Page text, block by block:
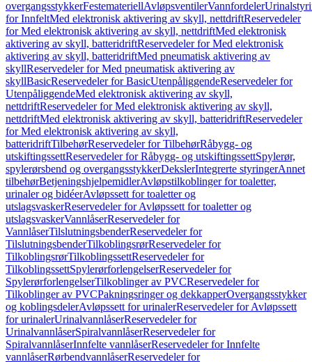
overgangsstykkerFestemateriellAvløpsventilerVannfordeler
for InnfeltMed elektronisk aktivering av skyll, nettdriftReservedeler
for Med elektronisk aktivering av skyll, nettdriftMed elektronisk
aktivering av skyll, batteridriftReservedeler for Med elektronisk
aktivering av skyll, batteridriftMed pneumatisk aktivering av
skyllReservedeler for Med pneumatisk aktivering av
skyllBasicReservedeler for BasicUtenpåliggendeReservedeler for
UtenpåliggendeMed elektronisk aktivering av skyll,
nettdriftReservedeler for Med elektronisk aktivering av skyll,
nettdriftMed elektronisk aktivering av skyll, batteridriftReservedeler
for Med elektronisk aktivering av skyll,
batteridriftTilbehørReservedeler for TilbehørRåbygg- og
utskiftingssettReservedeler for Råbygg- og utskiftingssettSpylerør,
spylerørsbend og overgangsstykkerDekslerIntegrerte styringerAnnet
tilbehørBetjeningshjelpemidlerAvløpstilkoblinger for toaletter,
urinaler og bidéerAvløpssett for toaletter og
utslagsvaskerReservedeler for Avløpssett for toaletter og
utslagsvaskerVannlåserReservedeler for
VannlåserTilslutningsbenderReservedeler for
TilslutningsbenderTilkoblingsrørReservedeler for
TilkoblingsrørTilkoblingssettReservedeler for
TilkoblingssettSpylerørforlengelserReservedeler for
SpylerørforlengelserTilkoblinger av PVCReservedeler for
Tilkoblinger av PVCPakningsringer og dekkapperOvergangsstykker
og koblingsdelerAvløpssett for urinalerReservedeler for Avløpssett
for urinalerUrinalvannlåserReservedeler for
UrinalvannlåserSpiralvannlåserReservedeler for
SpiralvannlåserInnfelte vannlåserReservedeler for Innfelte
vannlåserRørbendvannlåserReservedeler for